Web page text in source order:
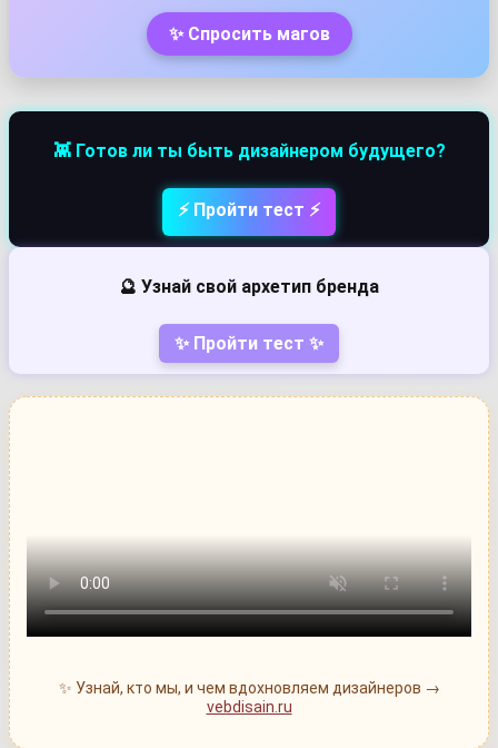
✨ Спросить магов
👾 Готов ли ты быть дизайнером будущего?
⚡ Пройти тест ⚡
🔮 Узнай свой архетип бренда
✨ Пройти тест ✨
✨ Узнай, кто мы, и чем вдохновляем дизайнеров →
vebdisain.ru